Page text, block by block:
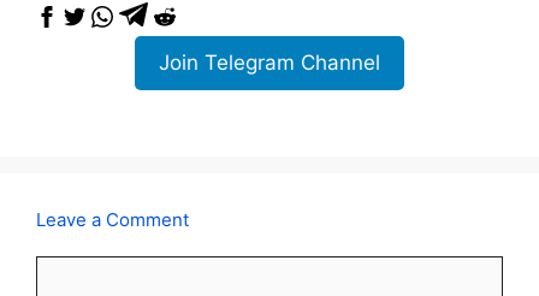
Join Telegram Channel
Leave a Comment